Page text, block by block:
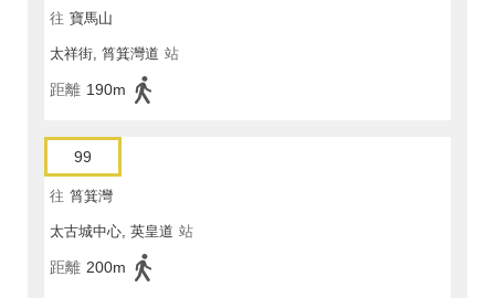
往 寶馬山
太祥街, 筲箕灣道 站
距離 190m
99
往 筲箕灣
太古城中心, 英皇道 站
距離 200m